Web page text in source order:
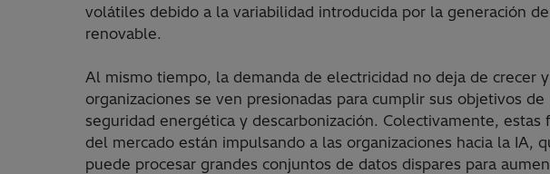
volátiles debido a la variabilidad introducida por la generación
renovable.
Al mismo tiempo, la demanda de electricidad no deja de crecer
organizaciones se ven presionadas para cumplir sus objetivos de
seguridad energética y descarbonización. Colectivamente, estas
del mercado están impulsando a las organizaciones hacia la IA,
puede procesar grandes conjuntos de datos dispares para